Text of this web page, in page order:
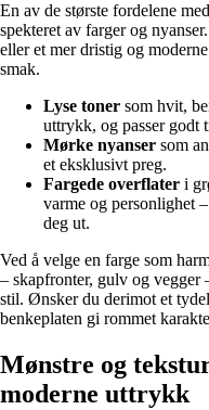
En av de største fordelene
spekteret av farger og
eller et mer dristig og
smak.
Lyse toner som hvit,
uttrykk, og passer godt
Mørke nyanser som
et eksklusivt preg.
Fargede overflater i
varme og personlighet
deg ut.
Ved å velge en farge som
– skapfronter, gulv og vegger
stil. Ønsker du derimot et
benkeplaten gi rommet
Mønstre og
moderne uttrykk